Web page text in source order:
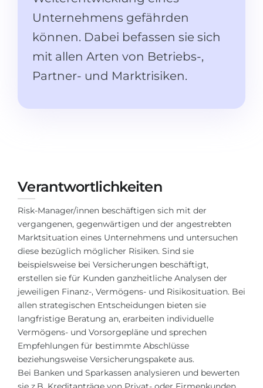
Studienkollegs
Studienkolleg-Kurse
Freshman / Foundation
Studienvorbereitung
GEOGRAFIE
Bundesländer
Städte
BERUFE
Berufe
Studienfächer
Beispiel-Stellenangebote
BERUFSORIENTIERUNG
Holland-Test
Master
Zweitstudium
BEWERBEN NACH …
11-jähriger Schule
2.–3. Studienjahr
Bachelorabschluss
Masterabschluss
BEWERBEN FÜR FACHRICHTUNG …
Medizin
Ingenieurwesen
Physik
Management
Anderes Fach
BEWERBEN AUS …
Unternehmens gefährden
können. Dabei befassen sie sich
mit allen Arten von Betriebs-,
Partner- und Marktrisiken.
Verantwortlichkeiten
Risk-Manager/innen beschäftigen sich mit der
vergangenen, gegenwärtigen und der angestrebten
Marktsituation eines Unternehmens und untersuchen
diese bezüglich möglicher Risiken. Sind sie
beispielsweise bei Versicherungen beschäftigt,
erstellen sie für Kunden ganzheitliche Analysen der
jeweiligen Finanz-, Vermögens- und Risikosituation. Bei
allen strategischen Entscheidungen bieten sie
langfristige Beratung an, erarbeiten individuelle
Vermögens- und Vorsorgepläne und sprechen
Empfehlungen für bestimmte Abschlüsse
beziehungsweise Versicherungspakete aus.
Bei Banken und Sparkassen analysieren und bewerten